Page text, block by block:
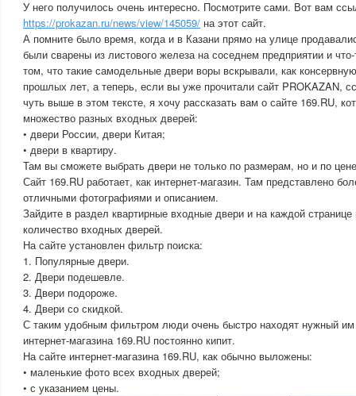
У него получилось очень интересно. Посмотрите сами. Вот вам
https://prokazan.ru/news/view/145059/ на этот сайт.
А помните было время, когда и в Казани прямо на улице
были сварены из листового железа на соседнем предприятии и
том, что такие самодельные двери воры вскрывали, как
прошлых лет, а теперь, если вы уже прочитали сайт PROKAZAN,
чуть выше в этом тексте, я хочу рассказать вам о сайте 169.RU,
множество разных входных дверей:
• двери России, двери Китая;
• двери в квартиру.
Там вы сможете выбрать двери не только по размерам, но и по
Сайт 169.RU работает, как интернет-магазин. Там представлено
отличными фотографиями и описанием.
Зайдите в раздел квартирные входные двери и на каждой
количество входных дверей.
На сайте установлен фильтр поиска:
1. Популярные двери.
2. Двери подешевле.
3. Двери подороже.
4. Двери со скидкой.
С таким удобным фильтром люди очень быстро находят нужный им
интернет-магазина 169.RU постоянно кипит.
На сайте интернет-магазина 169.RU, как обычно выложены:
• маленькие фото всех входных дверей;
• с указанием цены.